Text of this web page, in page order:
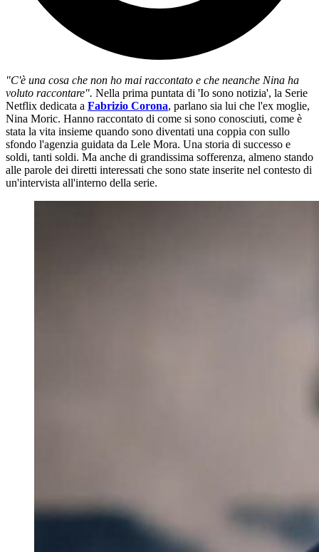
"C'è una cosa che non ho mai raccontato e che neanche Nina ha
voluto raccontare". Nella prima puntata di 'Io sono notizia', la Serie
Netflix dedicata a Fabrizio Corona, parlano sia lui che l'ex moglie,
Nina Moric. Hanno raccontato di come si sono conosciuti, come è
stata la vita insieme quando sono diventati una coppia con sullo
sfondo l'agenzia guidata da Lele Mora. Una storia di successo e
soldi, tanti soldi. Ma anche di grandissima sofferenza, almeno stando
alle parole dei diretti interessati che sono state inserite nel contesto di
un'intervista all'interno della serie.